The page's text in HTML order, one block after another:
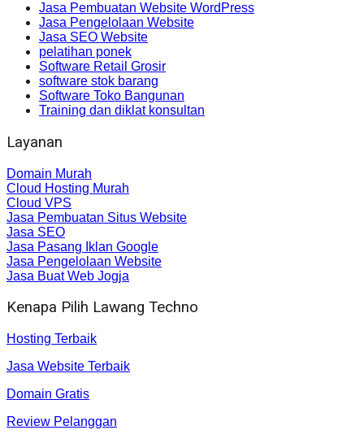
Jasa Pembuatan Website WordPress
Jasa Pengelolaan Website
Jasa SEO Website
pelatihan ponek
Software Retail Grosir
software stok barang
Software Toko Bangunan
Training dan diklat konsultan
Layanan
Domain Murah
Cloud Hosting Murah
Cloud VPS
Jasa Pembuatan Situs Website
Jasa SEO
Jasa Pasang Iklan Google
Jasa Pengelolaan Website
Jasa Buat Web Jogja
Kenapa Pilih Lawang Techno
Hosting Terbaik
Jasa Website Terbaik
Domain Gratis
Review Pelanggan